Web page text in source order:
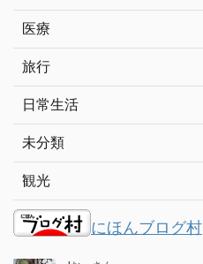
医療
旅行
日常生活
未分類
観光
にほんブログ村